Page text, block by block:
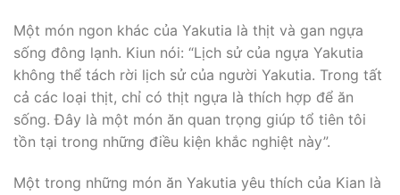
Một món ngon khác của Yakutia là thịt và gan ngựa
sống đông lạnh. Kiun nói: “Lịch sử của ngựa Yakutia
không thể tách rời lịch sử của người Yakutia. Trong tất
cả các loại thịt, chỉ có thịt ngựa là thích hợp để ăn
sống. Đây là một món ăn quan trọng giúp tổ tiên tôi
tồn tại trong những điều kiện khắc nghiệt này”.
Một trong những món ăn Yakutia yêu thích của Kian là